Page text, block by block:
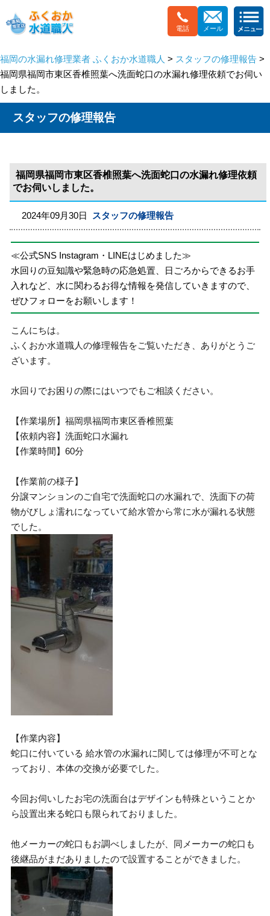
電話 メール
福岡の水漏れ修理業者 ふくおか水道職人 > スタッフの修理報告 >
福岡県福岡市東区香椎照葉へ洗面蛇口の水漏れ修理依頼でお伺い
しました。
スタッフの修理報告
福岡県福岡市東区香椎照葉へ洗面蛇口の水漏れ修理依頼
でお伺いしました。
2024年09月30日 スタッフの修理報告
≪公式SNS Instagram・LINEはじめました≫
水回りの豆知識や緊急時の応急処置、日ごろからできるお手
入れなど、水に関わるお得な情報を発信していきますので、
ぜひフォローをお願いします！
こんにちは。
ふくおか水道職人の修理報告をご覧いただき、ありがとうご
ざいます。
水回りでお困りの際にはいつでもご相談ください。
【作業場所】福岡県福岡市東区香椎照葉
【依頼内容】洗面蛇口水漏れ
【作業時間】60分
【作業前の様子】
分譲マンションのご自宅で洗面蛇口の水漏れで、洗面下の荷
物がびしょ濡れになっていて給水管から常に水が漏れる状態
でした。
【作業内容】
蛇口に付いている 給水管の水漏れに関しては修理が不可とな
っており、本体の交換が必要でした。
今回お伺いしたお宅の洗面台はデザインも特殊ということか
ら設置出来る蛇口も限られておりました。
他メーカーの蛇口もお調べしましたが、同メーカーの蛇口も
後継品がまだありましたので設置することができました。